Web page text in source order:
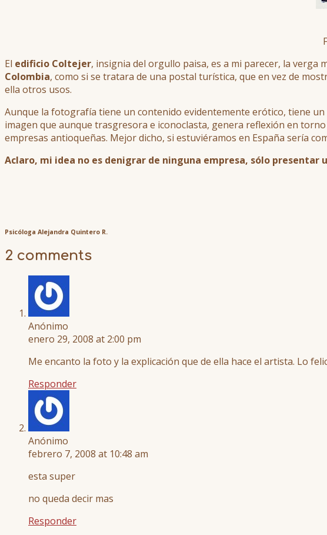
El edificio Coltejer, insignia del orgullo paisa, es a mi parecer, la verga
Colombia, como si se tratara de una postal turística, que en vez de
ella otros usos.
Aunque la fotografía tiene un contenido evidentemente erótico, tiene
imagen que aunque trasgresora e iconoclasta, genera reflexión en
empresas antioqueñas. Mejor dicho, si estuviéramos en España sería
Aclaro, mi idea no es denigrar de ninguna empresa, sólo
Psicóloga Alejandra Quintero R.
2 comments
Anónimo
enero 29, 2008 at 2:00 pm
Me encanto la foto y la explicación que de ella hace el artista. Lo
Responder
Anónimo
febrero 7, 2008 at 10:48 am
esta super
no queda decir mas
Responder